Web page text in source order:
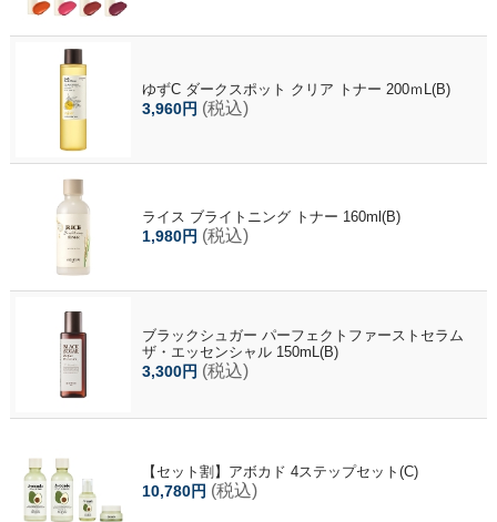
ゆずC ダークスポット クリア トナー 200ｍL(B)
3,960円 (税込)
ライス ブライトニング トナー 160ml(B)
1,980円 (税込)
ブラックシュガー パーフェクトファーストセラム
ザ・エッセンシャル 150mL(B)
3,300円 (税込)
【セット割】アボカド 4ステップセット(C)
10,780円 (税込)